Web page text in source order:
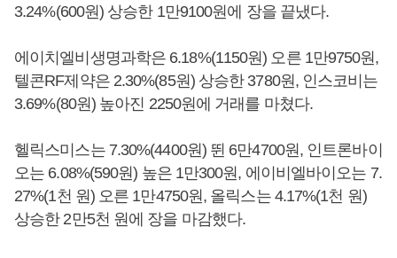
3.24%(600원) 상승한 1만9100원에 장을 끝냈다.
에이치엘비생명과학은 6.18%(1150원) 오른 1만9750원,
텔콘RF제약은 2.30%(85원) 상승한 3780원, 인스코비는
3.69%(80원) 높아진 2250원에 거래를 마쳤다.
헬릭스미스는 7.30%(4400원) 뛴 6만4700원, 인트론바이
오는 6.08%(590원) 높은 1만300원, 에이비엘바이오는 7.
27%(1천 원) 오른 1만4750원, 올릭스는 4.17%(1천 원)
상승한 2만5천 원에 장을 마감했다.